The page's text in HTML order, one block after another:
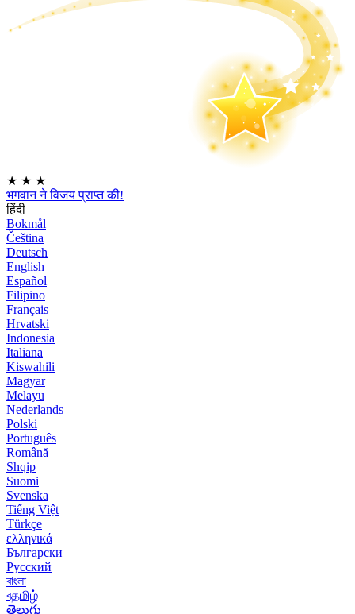
★ ★ ★
भगवान ने विजय प्राप्त की!
हिंदी
Bokmål
Čeština
Deutsch
English
Español
Filipino
Français
Hrvatski
Indonesia
Italiana
Kiswahili
Magyar
Melayu
Nederlands
Polski
Português
Română
Shqip
Suomi
Svenska
Tiếng Việt
Türkçe
ελληνικά
Български
Русский
বাংলা
বதமிழ்
తెలుగు